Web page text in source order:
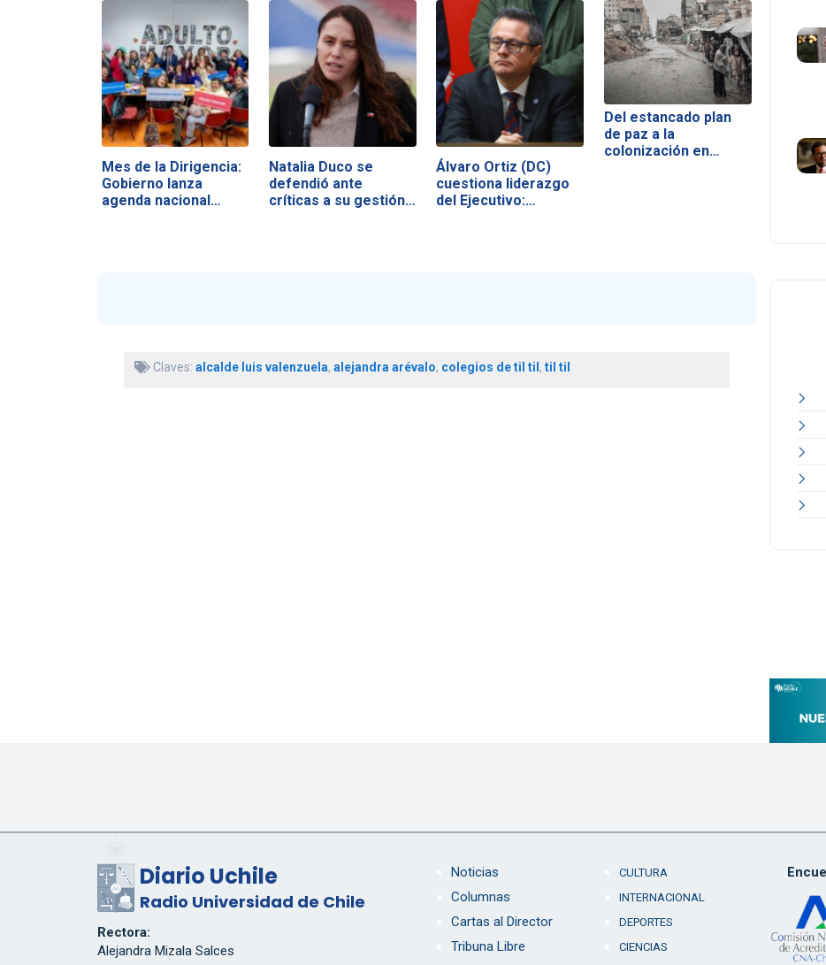
Mes de la Dirigencia:
Gobierno lanza
agenda nacional…
Natalia Duco se
defendió ante
críticas a su gestión…
Álvaro Ortiz (DC)
cuestiona liderazgo
del Ejecutivo:…
Del estancado plan
de paz a la
colonización en…
Claves: alcalde luis valenzuela, alejandra arévalo, colegios de til til , til til
Diario Uchile
Radio Universidad de Chile
Rectora:
Alejandra Mizala Salces
Noticias
Columnas
Cartas al Director
Tribuna Libre
CULTURA
INTERNACIONAL
DEPORTES
CIENCIAS